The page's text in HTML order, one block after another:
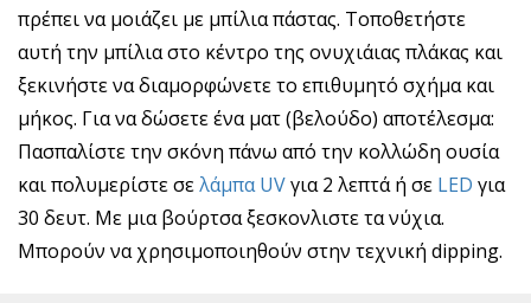
πρέπει να μοιάζει με μπίλια πάστας. Τοποθετήστε
αυτή την μπίλια στο κέντρο της ονυχιάιας πλάκας και
ξεκινήστε να διαμορφώνετε το επιθυμητό σχήμα και
μήκος. Για να δώσετε ένα ματ (βελούδο) αποτέλεσμα:
Πασπαλίστε την σκόνη πάνω από την κολλώδη ουσία
και πολυμερίστε σελάμπα UVγια 2 λεπτά ή σε LED για
30 δευτ. Με μια βούρτσα ξεσκονλιστε τα νύχια.
Μπορούν να χρησιμοποιηθούν στην τεχνική dipping.